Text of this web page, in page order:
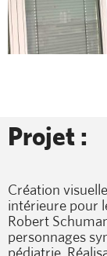
Projet :
Création
intérieure pour
Robert
personnages
pédiatrie.